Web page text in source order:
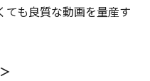
ても良質な動画を量産す